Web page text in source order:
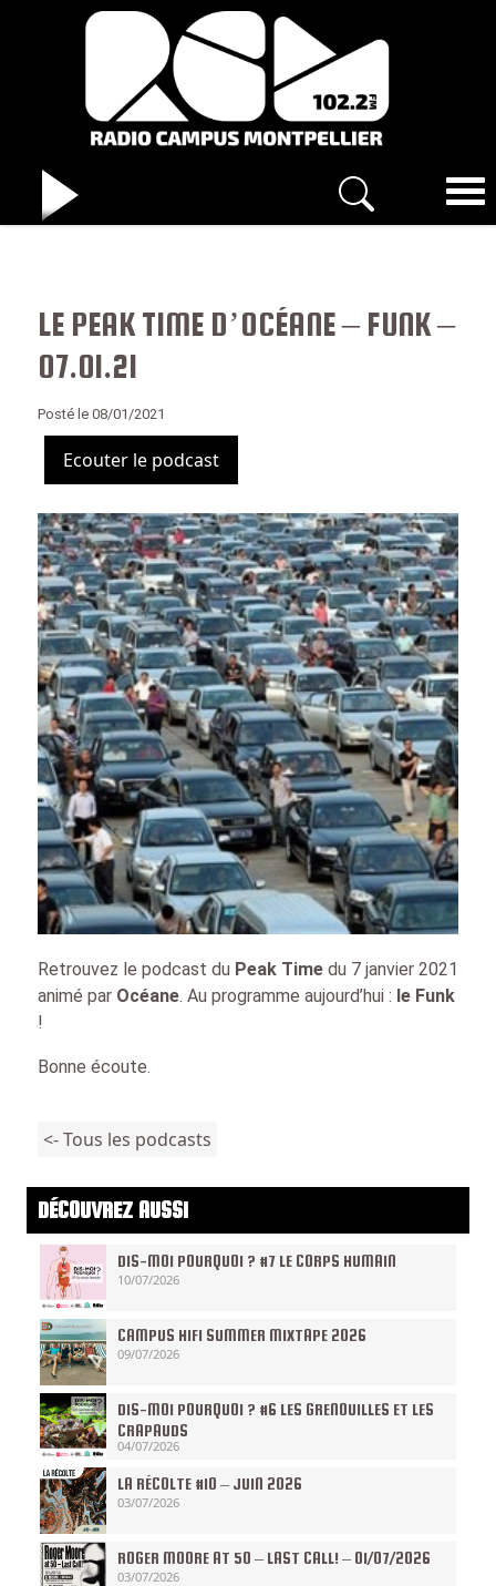
LE PEAK TIME D’OCÉANE – FUNK –
07.01.21
Posté le 08/01/2021
Ecouter le podcast
Retrouvez le podcast du Peak Time du 7 janvier 2021
animé par Océane. Au programme aujourd’hui : le Funk
!
Bonne écoute.
<- Tous les podcasts
DÉCOUVREZ AUSSI
DIS-MOI POURQUOI ? #7 LE CORPS HUMAIN
10/07/2026
CAMPUS HIFI SUMMER MIXTAPE 2026
09/07/2026
DIS-MOI POURQUOI ? #6 LES GRENOUILLES ET LES
CRAPAUDS
04/07/2026
LA RÉCOLTE #10 – JUIN 2026
03/07/2026
ROGER MOORE AT 50 – LAST CALL! – 01/07/2026
03/07/2026